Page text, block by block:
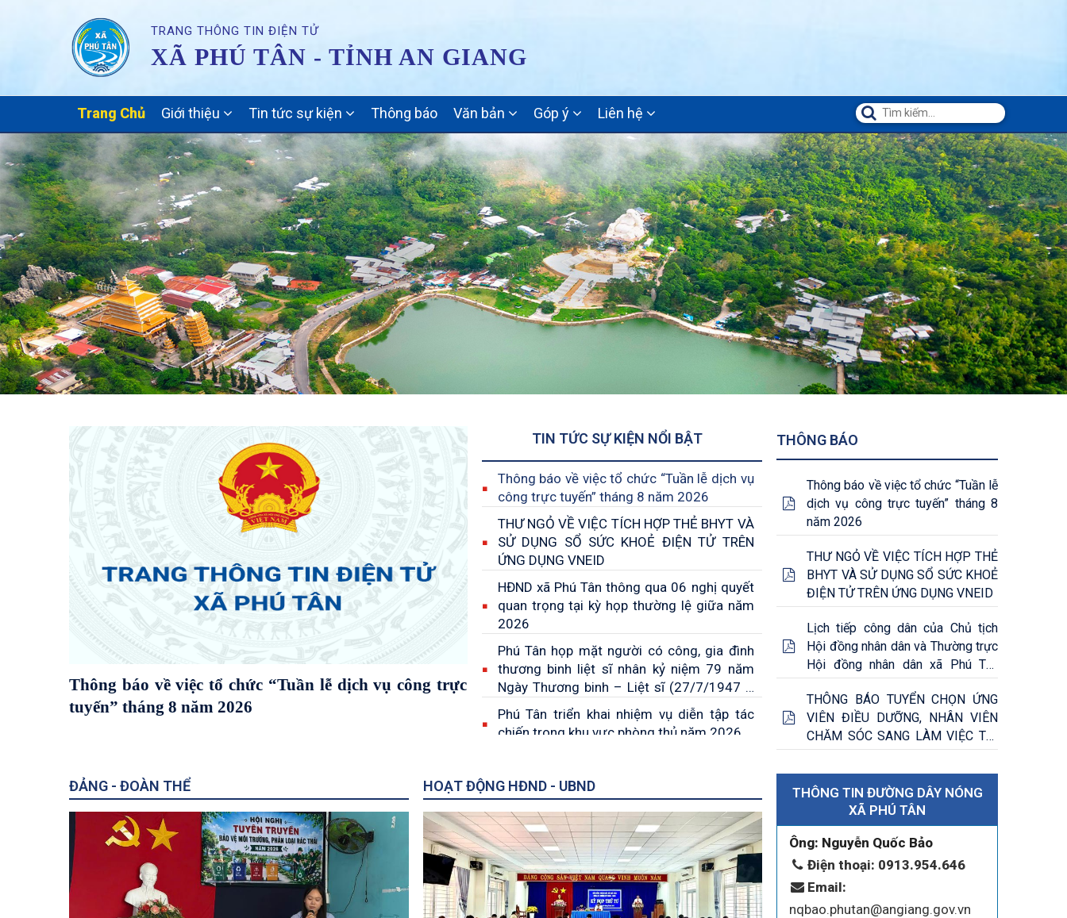
TRANG THÔNG TIN ĐIỆN TỬ
XÃ PHÚ TÂN - TỈNH AN GIANG
NAVIGATION
Trang Chủ Giới thiệu Tin tức sự kiện Thông báo Văn bản Góp ý Liên hệ
THƯ NGỎ VỀ VIỆC TÍCH HỢP THẺ BHYT VÀ SỬ
DỤNG SỔ SỨC KHOẺ ĐIỆN TỬ TRÊN ỨNG DỤNG
TIN TỨC SỰ KIỆN NỔI BẬT
Thông báo về việc tổ chức “Tuần lễ dịch vụ
công trực tuyến” tháng 8 năm 2026
THƯ NGỎ VỀ VIỆC TÍCH HỢP THẺ BHYT VÀ
SỬ DỤNG SỔ SỨC KHOẺ ĐIỆN TỬ TRÊN
ỨNG DỤNG VNEID
HĐND xã Phú Tân thông qua 06 nghị quyết
quan trọng tại kỳ họp thường lệ giữa năm
2026
Phú Tân họp mặt người có công, gia đình
thương binh liệt sĩ nhân kỷ niệm 79 năm
Ngày Thương binh – Liệt sĩ (27/7/1947 –
27/7/2026)
Phú Tân triển khai nhiệm vụ diễn tập tác
chiến trong khu vực phòng thủ năm 2026
NÂNG CAO NĂNG LỰC THỰC HIỆN
CHƯƠNG TRÌNH GIẢM NGHÈO BỀN VỮNG
NĂM 2026
Lãnh đạo xã Phú Tân thăm, chúc mừng Lễ
kỷ niệm 87 năm ngày khai sáng đạo Phật
giáo Hòa Hảo
Phú Tân ra quân hưởng ứng Tháng hành
động phòng, chống ma túy năm 2026
THÔNG BÁO
Thông báo về việc tổ chức “Tuần lễ
dịch vụ công trực tuyến” tháng 8
năm 2026
THƯ NGỎ VỀ VIỆC TÍCH HỢP THẺ
BHYT VÀ SỬ DỤNG SỔ SỨC KHOẺ
ĐIỆN TỬ TRÊN ỨNG DỤNG VNEID
Lịch tiếp công dân của Chủ tịch
Hội đồng nhân dân và Thường trực
Hội đồng nhân dân xã Phú Tân
tháng 8/2026
THÔNG BÁO TUYỂN CHỌN ỨNG
VIÊN ĐIỀU DƯỠNG, NHÂN VIÊN
CHĂM SÓC SANG LÀM VIỆC TẠI
NHẬT BẢN THEO CHƯƠNG TRÌNH
EPA KHÓA 15
ĐẢNG - ĐOÀN THỂ HOẠT ĐỘNG HĐND - UBND
THÔNG TIN ĐƯỜNG DÂY NÓNG
XÃ PHÚ TÂN
Ông: Nguyễn Quốc Bảo
Điện thoại: 0913.954.646
Email:
nqbao.phutan@angiang.gov.vn